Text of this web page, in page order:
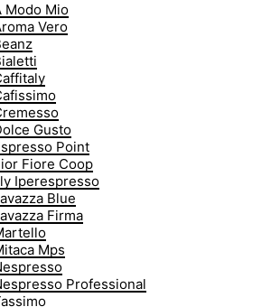
Modo Mio
Vero
Gusto
Point
Fiore Coop
Iperespresso
Blue
Firma
Mps
Professional